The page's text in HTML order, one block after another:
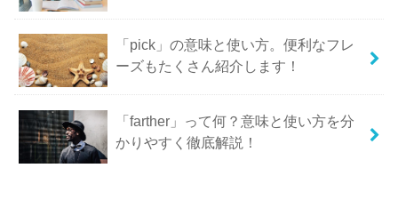
「pick」の意味と使い方。便利なフレ
ーズもたくさん紹介します！
「farther」って何？意味と使い方を分
かりやすく徹底解説！